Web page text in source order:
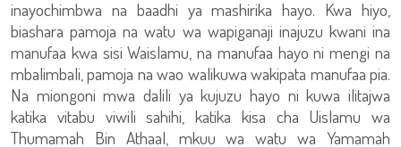
inayochimbwa na baadhi ya mashirika hayo. Kwa hiyo,
biashara pamoja na watu wa wapiganaji inajuzu kwani ina
manufaa kwa sisi Waislamu, na manufaa hayo ni mengi na
mbalimbali, pamoja na wao walikuwa wakipata manufaa pia.
Na miongoni mwa dalili ya kujuzu hayo ni kuwa ilitajwa
katika vitabu viwili sahihi, katika kisa cha Uislamu wa
Thumamah Bin Athaal, mkuu wa watu wa Yamamah